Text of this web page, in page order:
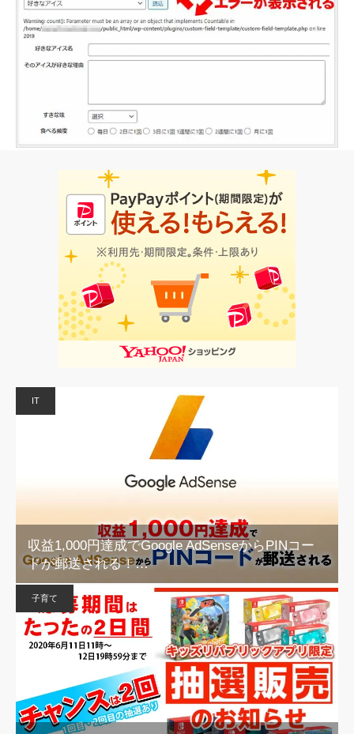
IT
収益1,000円達成でGoogle AdSenseからPINコー
ドが郵送される！…
子育て